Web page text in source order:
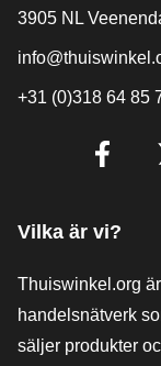
3905 NL
+31 (0)318 64 85
Vilka är vi?
Thuiswinkel.org
handelsnätverk
säljer produkter